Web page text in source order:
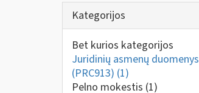
Kategorijos
Bet kurios kategorijos
Juridinių asmenų duomenys
(PRC913) (1)
Pelno mokestis (1)